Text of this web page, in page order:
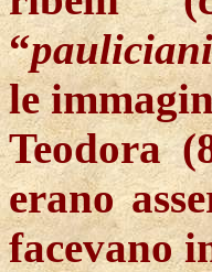
“pauliciani
le
Teodora
erano
facevano